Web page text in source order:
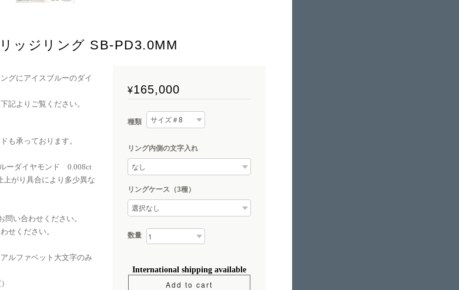
ッジリング SB-PD3.0MM
グにアイスブルーのダイ
記よりご覧ください。
も承っております。
ーダイヤモンド 0.008ct
がり具合により多少異な
い合わせください。
せください。
ルファベット大文字のみ
¥165,000
種類
リング内側の文字入れ
リングケース（3種）
数量
International shipping available
Add to cart